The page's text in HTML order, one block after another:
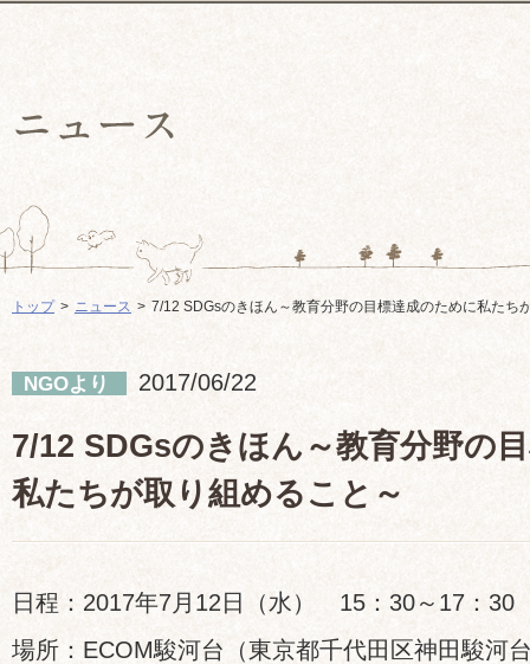
トップ ニュース 7/12 SDGsのきほん～教育分野の目標達成のために私たち
NGOより 2017/06/22
7/12 SDGsのきほん～教育分野の
私たちが取り組めること～
日程：2017年7月12日（水） 15：30～17：30
場所：ECOM駿河台（東京都千代田区神田駿河